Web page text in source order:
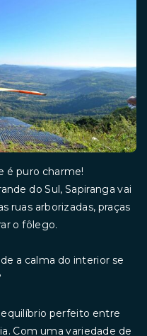
é puro charme!
do Sul, Sapiranga vai
ruas arborizadas, praças
o fôlego.
a calma do interior se
perfeito entre
Com uma variedade de